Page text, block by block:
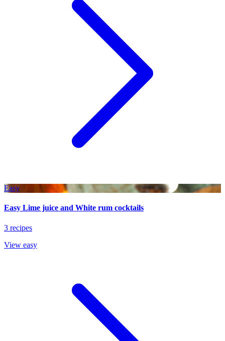
Easy
Easy Lime juice and White rum cocktails
3 recipes
View easy